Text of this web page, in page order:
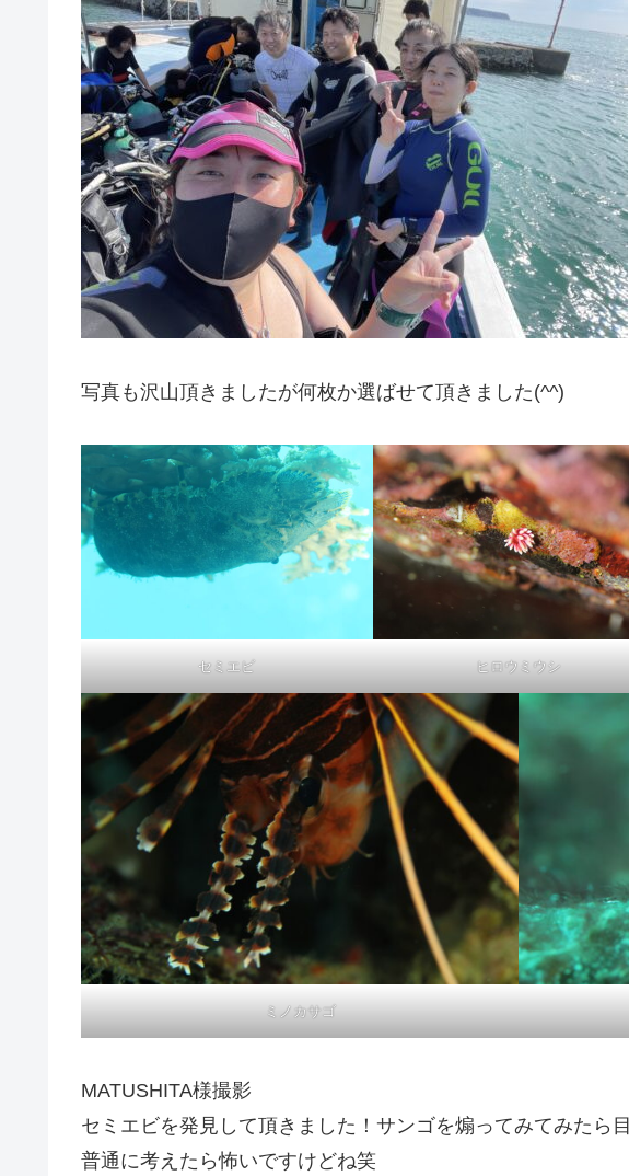
写真も沢山頂きましたが何枚か選ばせて頂きました(^^)
セミエビ ヒロウミウシ
ミノカサゴ
MATUSHITA様撮影
セミエビを発見して頂きました！サンゴを煽ってみてみたら
普通に考えたら怖いですけどね笑